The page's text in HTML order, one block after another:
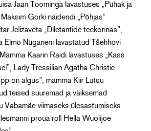
Jaan Toominga lavastuses „Pühak ja
Gorki näidendi „Põhjas”
Jelizaveta „Diletantide teekonnas”,
Elmo Nüganeni lavastatud Tšehhovi
Kaarin Raidi lavastuses „Kass
Lady Tressilian Agatha Christie
on algus”, mamma Kiir Lutsu
teised suuremad ja väiksemad
Vabamäe viimaseks ülesastumiseks
proua roll Hella Wuolijoe